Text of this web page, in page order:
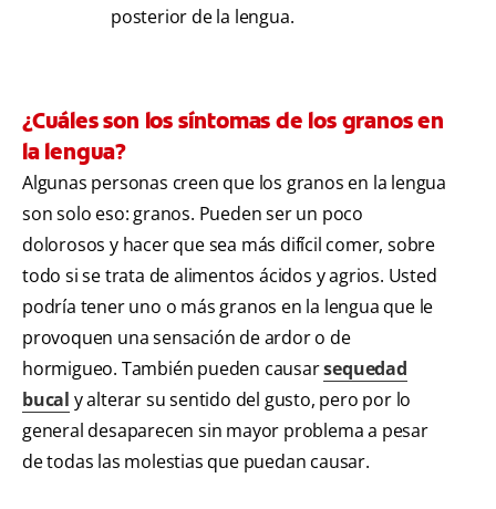
posterior de la lengua.
¿Cuáles son los síntomas de los granos en
la lengua?
Algunas personas creen que los granos en la lengua
son solo eso: granos. Pueden ser un poco
dolorosos y hacer que sea más difícil comer, sobre
todo si se trata de alimentos ácidos y agrios. Usted
podría tener uno o más granos en la lengua que le
provoquen una sensación de ardor o de
hormigueo. También pueden causarsequedad
bucal y alterar su sentido del gusto, pero por lo
general desaparecen sin mayor problema a pesar
de todas las molestias que puedan causar.